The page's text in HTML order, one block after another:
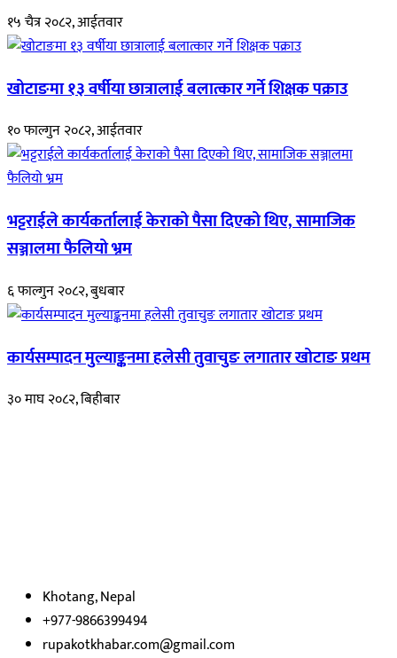
१५ चैत्र २०८२, आईतवार
खोटाङमा १३ वर्षीया छात्रालाई बलात्कार गर्ने शिक्षक पक्राउ
१० फाल्गुन २०८२, आईतवार
भट्टराईले कार्यकर्तालाई केराको पैसा दिएको थिए, सामाजिक
सञ्जालमा फैलियो भ्रम
६ फाल्गुन २०८२, बुधबार
कार्यसम्पादन मुल्याङ्कनमा हलेसी तुवाचुङ लगातार खोटाङ प्रथम
३० माघ २०८२, बिहीबार
Khotang, Nepal
+977-9866399494
rupakotkhabar.com@gmail.com